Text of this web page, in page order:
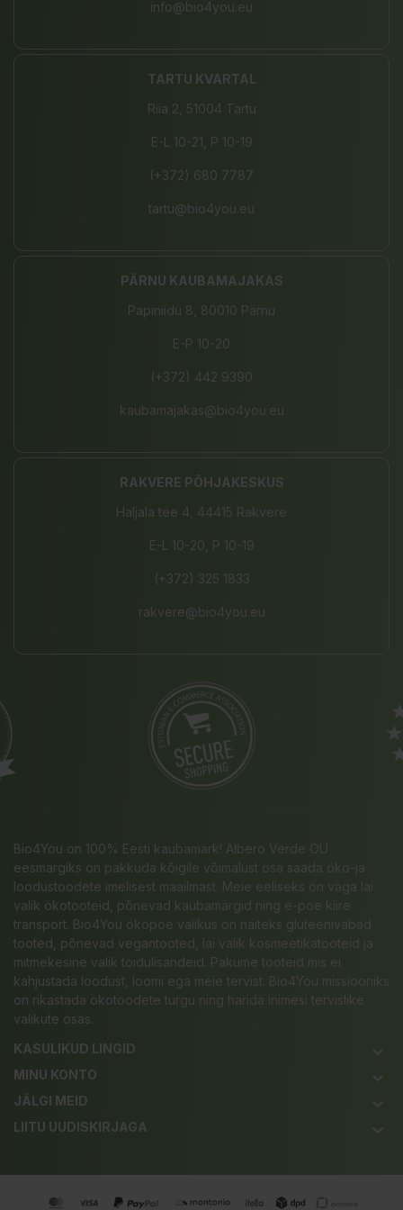
info@bio4you.eu
TARTU KVARTAL
Riia 2, 51004 Tartu
E-L 10-21, P 10-19
(+372) 680 7787
tartu@bio4you.eu
PÄRNU KAUBAMAJAKAS
Papiniidu 8, 80010 Pärnu
E-P 10-20
(+372) 442 9390
kaubamajakas@bio4you.eu
RAKVERE PÕHJAKESKUS
Haljala tee 4, 44415 Rakvere
E-L 10-20, P 10-19
(+372) 325 1833
rakvere@bio4you.eu
Bio4You on 100% Eesti kaubamärk! Albero Verde OÜ
eesmärgiks on pakkuda kõigile võimalust osa saada öko-ja
loodustoodete imelisest maailmast. Meie eeliseks on väga lai
valik ökotooteid, põnevad kaubamärgid ning e-poe kiire
transport. Bio4You ökopoe valikus on näiteks gluteenivabad
tooted, põnevad vegantooted, lai valik kosmeetikatooteid ja
mitmekesine valik toidulisandeid. Pakume tooteid mis ei
kahjustada loodust, loomi ega meie tervist. Bio4You missiooniks
on rikastada ökotoodete turgu ning harida inimesi tervislike
valikute osas.
KASULIKUD LINGID
keyboard_arrow_down
MINU KONTO keyboard_arrow_down
JÄLGI MEID keyboard_arrow_down
LIITU UUDISKIRJAGA keyboard_arrow_down